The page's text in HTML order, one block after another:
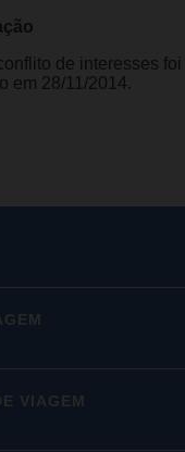
de interesses
em 28/11/2014.
VIAGEM